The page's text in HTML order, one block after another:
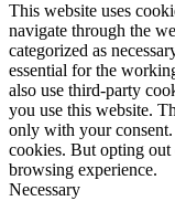
This website uses
navigate through the
categorized as
essential for the
also use third-party
you use this website.
only with your
cookies. But opting out
browsing experience.
Necessary